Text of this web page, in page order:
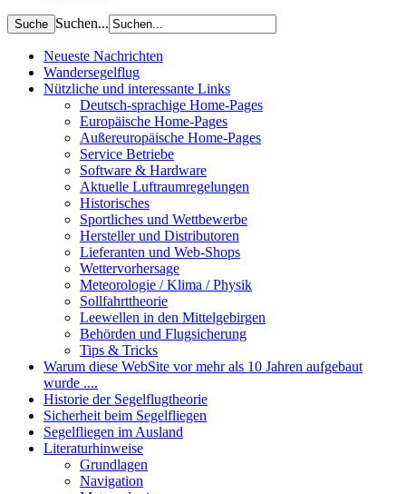
Suchen...
Neueste Nachrichten
Wandersegelflug
Nützliche und interessante Links
Deutsch-sprachige Home-Pages
Europäische Home-Pages
Außereuropäische Home-Pages
Service Betriebe
Software & Hardware
Aktuelle Luftraumregelungen
Historisches
Sportliches und Wettbewerbe
Hersteller und Distributoren
Lieferanten und Web-Shops
Wettervorhersage
Meteorologie / Klima / Physik
Sollfahrttheorie
Leewellen in den Mittelgebirgen
Behörden und Flugsicherung
Tips & Tricks
Warum diese WebSite vor mehr als 10 Jahren aufgebaut
wurde ....
Historie der Segelflugtheorie
Sicherheit beim Segelfliegen
Segelfliegen im Ausland
Literaturhinweise
Grundlagen
Navigation